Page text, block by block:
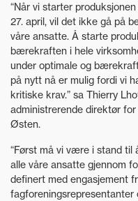
“Når vi starter
27. april, vil det ikke gå på
våre ansatte. Å starte
bærekraften i hele
under optimale og
på nytt nå er mulig fordi vi
kritiske krav.” sa Thierry
administrerende direktør
Østen.
“Først må vi være i stand til
alle våre ansatte gjennom
definert med engasjement
fagforeningsrepresentanter